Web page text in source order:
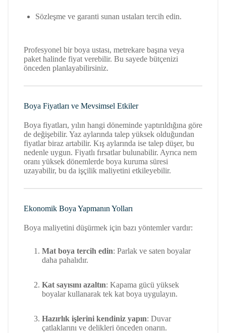
Sözleşme ve garanti sunan ustaları tercih edin.
Profesyonel bir boya ustası, metrekare başına veya
paket halinde fiyat verebilir. Bu sayede bütçenizi
önceden planlayabilirsiniz.
Boya Fiyatları ve Mevsimsel Etkiler
Boya fiyatları, yılın hangi döneminde yaptırıldığına göre
de değişebilir. Yaz aylarında talep yüksek olduğundan
fiyatlar biraz artabilir. Kış aylarında ise talep düşer, bu
nedenle uygun. Fiyatlı fırsatlar bulunabilir. Ayrıca nem
oranı yüksek dönemlerde boya kuruma süresi
uzayabilir, bu da işçilik maliyetini etkileyebilir.
Ekonomik Boya Yapmanın Yolları
Boya maliyetini düşürmek için bazı yöntemler vardır:
Mat boya tercih edin: Parlak ve saten boyalar
daha pahalıdır.
Kat sayısını azaltın: Kapama gücü yüksek
boyalar kullanarak tek kat boya uygulayın.
Hazırlık işlerini kendiniz yapın: Duvar
çatlaklarını ve delikleri önceden onarın.